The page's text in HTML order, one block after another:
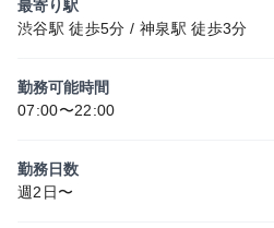
最寄り駅
渋谷駅 徒歩5分 / 神泉駅 徒歩3分
勤務可能時間
07:00〜22:00
勤務日数
週2日〜